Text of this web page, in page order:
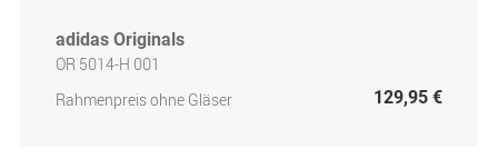
adidas Originals
OR 5014-H 001
Rahmenpreis ohne Gläser
129,95 €